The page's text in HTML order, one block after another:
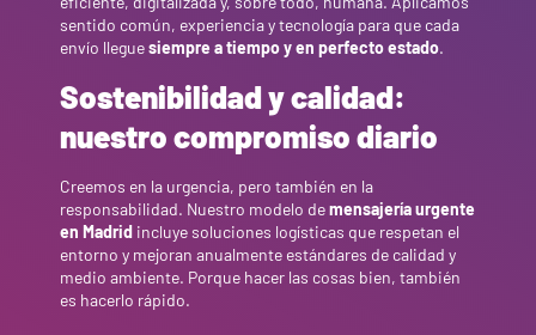
sentido común, experiencia y tecnología para que cada
envío lleguesiempre a tiempo y en perfecto estado.
Sostenibilidad y calidad:
nuestro compromiso diario
Creemos en la urgencia, pero también en la
responsabilidad. Nuestro modelo demensajería urgente
en Madridincluye soluciones logísticas que respetan el
entorno y mejoran anualmente estándares de calidad y
medio ambiente. Porque hacer las cosas bien, también
es hacerlo rápido.